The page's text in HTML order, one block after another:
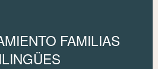
FAMILIAS